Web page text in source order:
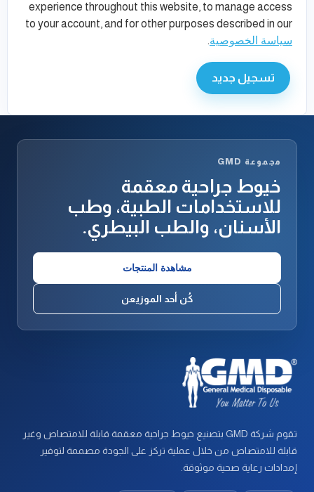
experience throughout this website, to manage access
to your account, and for other purposes described in our
سياسة الخصوصية.
تسجيل جديد
مجموعة GMD
خيوط جراحية معقمة
للاستخدامات الطبية، وطب
الأسنان، والطب البيطري.
مشاهدة المنتجات
كُن أحد الموزيعن
تقوم شركة GMD بتصنيع خيوط جراحية معقمة قابلة للامتصاص وغير
قابلة للامتصاص من خلال عملية تركز على الجودة مصممة لتوفير
إمدادات رعاية صحية موثوقة.